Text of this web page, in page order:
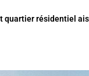
quartier résidentiel